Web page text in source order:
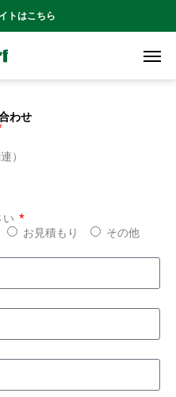
トはこちら
わせ
）
い
お見積もり
その他